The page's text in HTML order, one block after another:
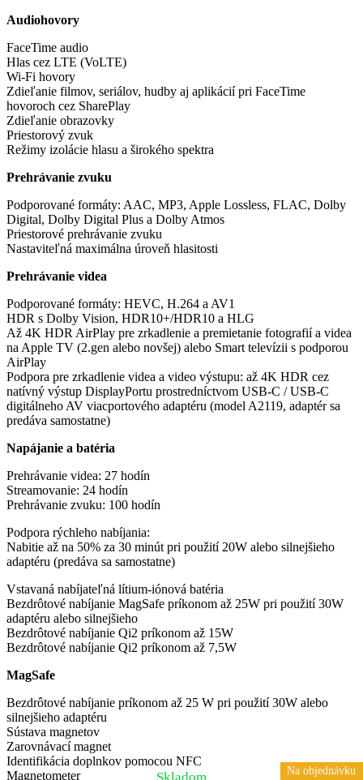
Na objednávku
Audiohovory
FaceTime audio
Hlas cez LTE (VoLTE)
Wi-Fi hovory
Zdieľanie filmov, seriálov, hudby aj aplikácií pri FaceTime
hovoroch cez SharePlay
Zdieľanie obrazovky
Priestorový zvuk
Režimy izolácie hlasu a širokého spektra
Prehrávanie zvuku
Podporované formáty: AAC, MP3, Apple Lossless, FLAC, Dolby
Digital, Dolby Digital Plus a Dolby Atmos
Priestorové prehrávanie zvuku
Nastaviteľná maximálna úroveň hlasitosti
Prehrávanie videa
Podporované formáty: HEVC, H.264 a AV1
HDR s Dolby Vision, HDR10+/HDR10 a HLG
Až 4K HDR AirPlay pre zrkadlenie a premietanie fotografií a videa
na Apple TV (2.gen alebo novšej) alebo Smart televízii s podporou
AirPlay
Podpora pre zrkadlenie videa a video výstupu: až 4K HDR cez
natívný výstup DisplayPortu prostredníctvom USB-C / USB-C
digitálneho AV viacportového adaptéru (model A2119, adaptér sa
predáva samostatne)
Napájanie a batéria
Prehrávanie videa: 27 hodín
Streamovanie: 24 hodín
Prehrávanie zvuku: 100 hodín
Podpora rýchleho nabíjania:
Nabitie až na 50% za 30 minút pri použití 20W alebo silnejšieho
adaptéru (predáva sa samostatne)
Vstavaná nabíjateľná lítium-iónová batéria
Bezdrôtové nabíjanie MagSafe príkonom až 25W pri použití 30W
adaptéru alebo silnejšieho
Bezdrôtové nabíjanie Qi2 príkonom až 15W
Bezdrôtové nabíjanie Qi2 príkonom až 7,5W
MagSafe
Bezdrôtové nabíjanie príkonom až 25 W pri použití 30W alebo
silnejšieho adaptéru
Sústava magnetov
Zarovnávací magnet
Identifikácia doplnkov pomocou NFC
Magnetometer